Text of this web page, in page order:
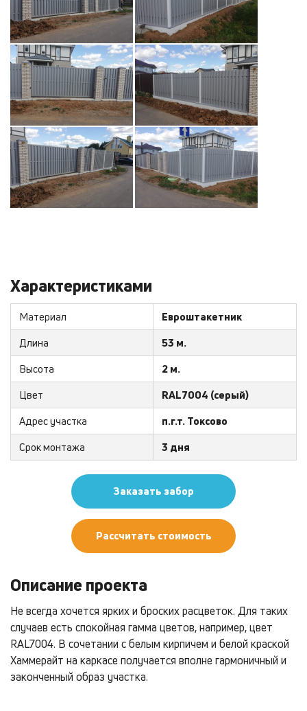
Характеристиками
Материал
Евроштакетник
Длина
53 м.
Высота
2 м.
Цвет
RAL7004 (серый)
Адрес участка
п.г.т. Токсово
Срок монтажа
3 дня
Заказать забор
Рассчитать стоимость
Описание проекта
Не всегда хочется ярких и броских расцветок. Для таких
случаев есть спокойная гамма цветов, например, цвет
RAL7004. В сочетании с белым кирпичем и белой краской
Хаммерайт на каркасе получается вполне гармоничный и
законченный образ участка.